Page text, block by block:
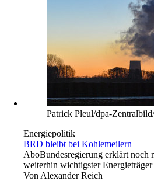
Patrick Pleul/dpa-
Energiepolitik
BRD bleibt bei Kohlemeilern
AboBundesregierung erklärt noch
weiterhin wichtigster
Von Alexander Reich